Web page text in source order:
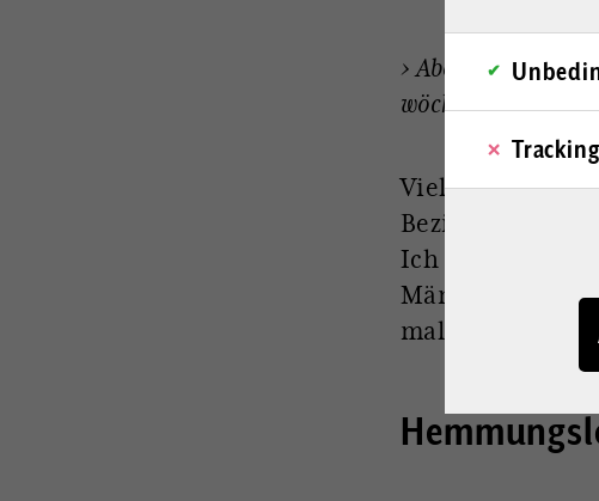
›Abonnieren Sie
wöchentlich die
Vielleicht wäre
Beziehung
Ich könnte ihr
Männer ja,
mal antesten